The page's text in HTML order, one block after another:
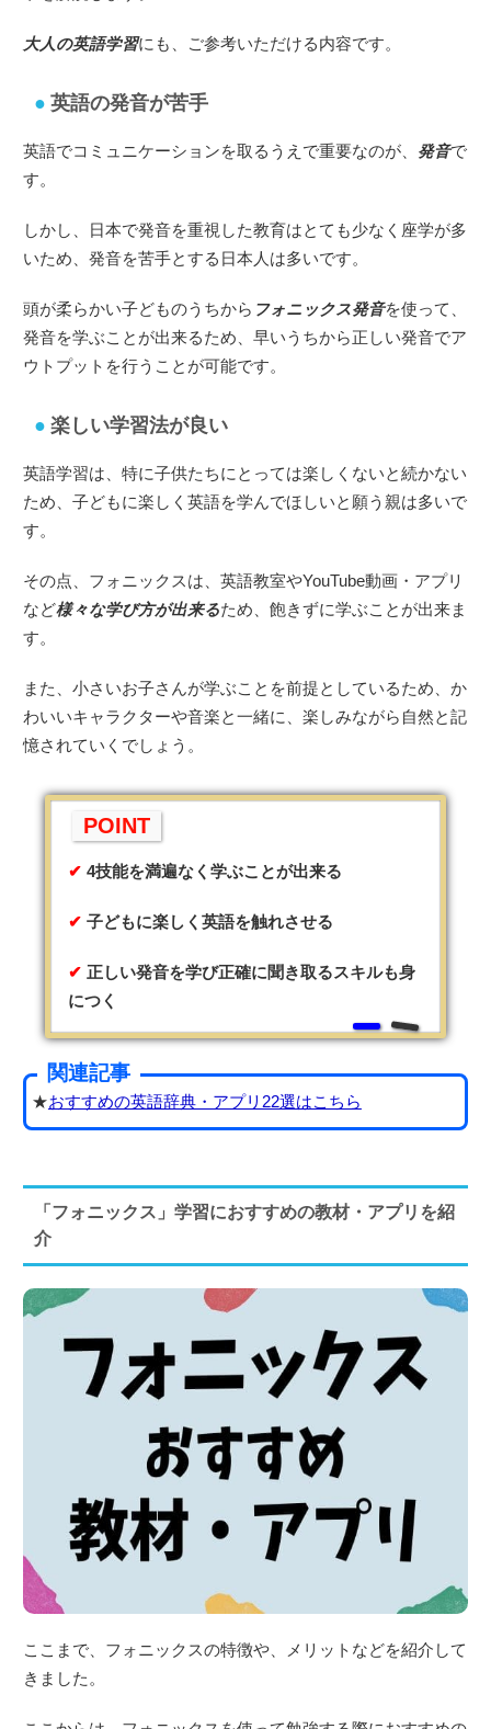
大人の英語学習にも、ご参考いただける内容です。
英語の発音が苦手
英語でコミュニケーションを取るうえで重要なのが、 発音で
す。
しかし、日本で発音を重視した教育はとても少なく座学が多
いため、発音を苦手とする日本人は多いです。
頭が柔らかい子どものうちから フォニックス発音を使って、
発音を学ぶことが出来るため、早いうちから正しい発音でア
ウトプットを行うことが可能です。
楽しい学習法が良い
英語学習は、特に子供たちにとっては楽しくないと続かない
ため、子どもに楽しく英語を学んでほしいと願う親は多いで
す。
その点、フォニックスは、英語教室やYouTube動画・アプリ
など様々な学び方が出来るため、飽きずに学ぶことが出来ま
す。
また、小さいお子さんが学ぶことを前提としているため、か
わいいキャラクターや音楽と一緒に、楽しみながら自然と記
憶されていくでしょう。
POINT
4技能を満遍なく学ぶことが出来る
子どもに楽しく英語を触れさせる
正しい発音を学び正確に聞き取るスキルも身
につく
関連記事
★おすすめの英語辞典・アプリ22選はこちら
「フォニックス」学習におすすめの教材・アプリを紹
介
ここまで、フォニックスの特徴や、メリットなどを紹介して
きました。